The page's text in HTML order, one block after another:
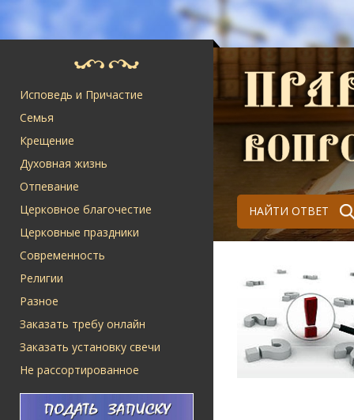
Исповедь и Причастие
Семья
Крещение
Духовная жизнь
Отпевание
Церковное благочестие
Церковные праздники
Современность
Религии
Разное
Заказать требу онлайн
Заказать установку свечи
Не рассортированное
НАЙТИ ОТВЕТ